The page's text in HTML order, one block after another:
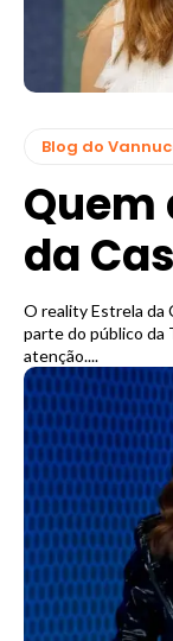
Blog do
Quem
da
O reality Estrela da
parte do público da
atenção....